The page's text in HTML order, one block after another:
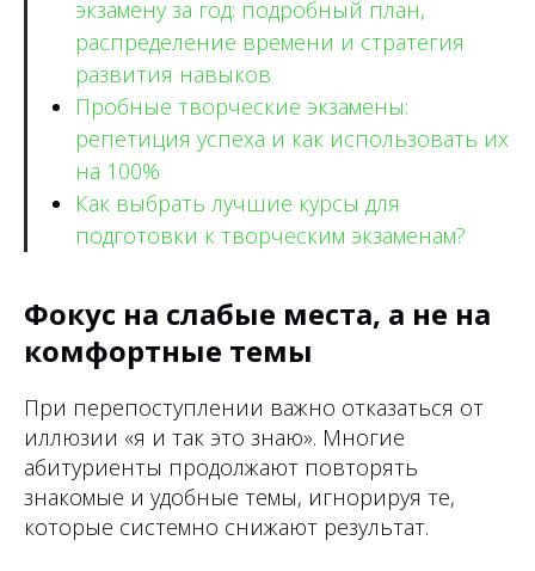
экзамену за год: подробный план,
распределение времени и стратегия
развития навыков
Пробные творческие экзамены:
репетиция успеха и как использовать их
на 100%
Как выбрать лучшие курсы для
подготовки к творческим экзаменам?
Фокус на слабые места, а не на
комфортные темы
При перепоступлении важно отказаться от
иллюзии «я и так это знаю». Многие
абитуриенты продолжают повторять
знакомые и удобные темы, игнорируя те,
которые системно снижают результат.